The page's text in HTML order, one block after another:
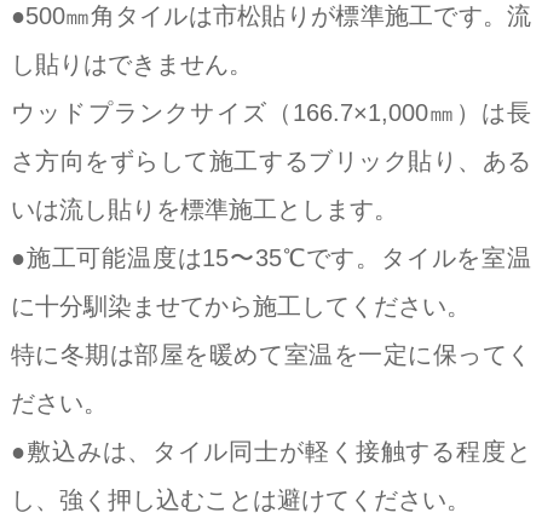
●500㎜角タイルは市松貼りが標準施工です。流
し貼りはできません。
ウッドプランクサイズ（166.7×1,000㎜）は長
さ方向をずらして施工するブリック貼り、ある
いは流し貼りを標準施工とします。
●施工可能温度は15〜35℃です。タイルを室温
に十分馴染ませてから施工してください。
特に冬期は部屋を暖めて室温を一定に保ってく
ださい。
●敷込みは、タイル同士が軽く接触する程度と
し、強く押し込むことは避けてください。